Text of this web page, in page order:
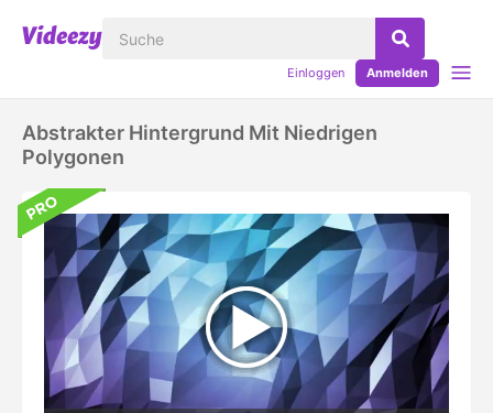
Einloggen Anmelden
Abstrakter Hintergrund Mit Niedrigen
Polygonen